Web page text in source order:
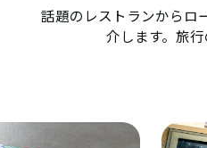
話題のレストランからロ
介します。旅